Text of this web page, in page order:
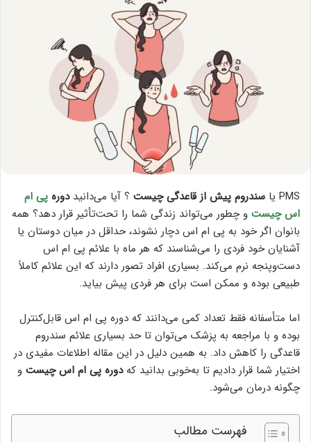
PMS یا سندروم پیش از قاعدگی چیست ؟ آیا می‌دانیددوره پی ام
اس چیست و چطور می‌تواند زندگی شما را تحت‌تأثیر قرار دهد؟ همه
بانوان اگر خود به پی ام اس دچار نشوند، حداقل در میان دوستان یا
آشنایان خود فردی را می‌شناسند که هر ماه با علائم پی ام اس
دست‌وپنجه نرم می‌کند. بسیاری افراد تصور دارند که این علائم کاملاً
طبیعی بوده و ممکن است برای هر فردی پیش بیاید.
اما متأسفانه فقط تعداد کمی می‌دانند که دوره پی ام اس قابل‌کنترل
بوده و با مراجعه به پزشک می‌توان تا حد بسیاری علائم سندروم
قاعدگی را کاهش داد. به همین دلیل در این مقاله اطلاعات مفیدی در
اختیار شما قرار دادیم تا به‌خوبی بدانید کهدوره پی ام اس چیست و
چگونه درمان می‌شود.
فهرست مطالب